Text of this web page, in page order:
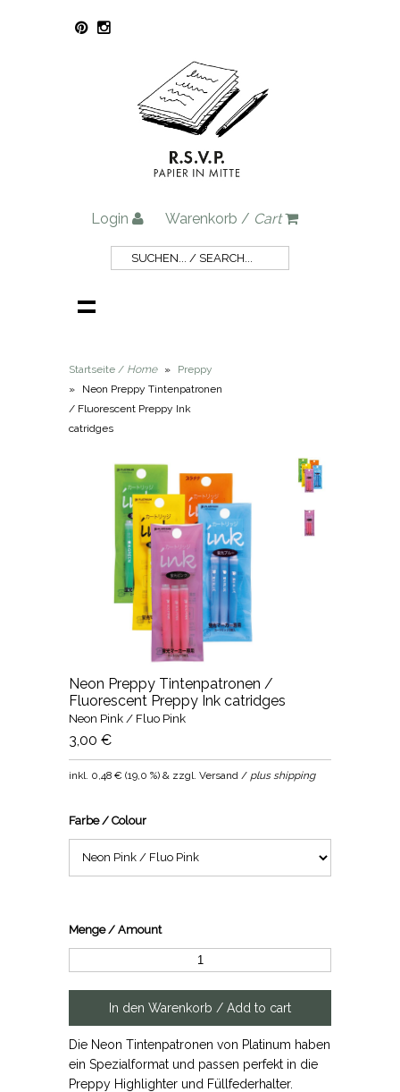
Login Warenkorb / Cart
Startseite / Home »
Preppy
»
Neon Preppy Tintenpatronen
/ Fluorescent Preppy Ink
catridges
Neon Preppy Tintenpatronen /
Fluorescent Preppy Ink catridges
Neon Pink / Fluo Pink
3,00 €
inkl. 0,48 € (19,0 %) & zzgl. Versand / plus shipping
Farbe / Colour
Menge / Amount
Die Neon Tintenpatronen von Platinum haben
ein Spezialformat und passen perfekt in die
Preppy Highlighter und Füllfederhalter.